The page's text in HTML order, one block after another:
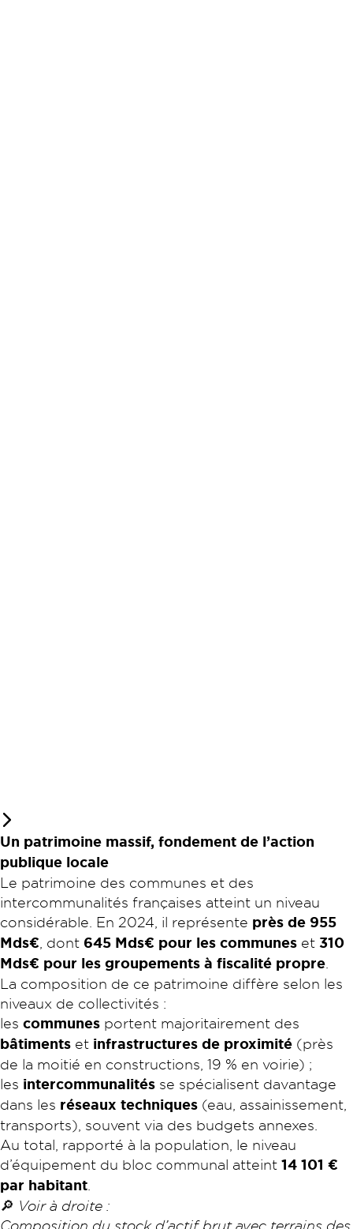
Un patrimoine massif, fondement de l’action
publique locale
Le patrimoine des communes et des
intercommunalités françaises atteint un niveau
considérable. En 2024, il représente près de 955
Mds€ , dont 645 Mds€ pour les communes et 310
Mds€ pour les groupements à fiscalité propre
La composition de ce patrimoine diffère selon les
niveaux de collectivités :
les communes portent majoritairement des
bâtiments et infrastructures de proximité (près
de la moitié en constructions, 19 % en voirie) ;
les intercommunalités se spécialisent davantage
dans les réseaux techniques (eau, assainissement,
transports), souvent via des budgets annexes.
Au total, rapporté à la population, le niveau
d’équipement du bloc communal atteint 14 101 €
par habitant
🔎 Voir à droite :
Composition du stock d’actif brut avec terrains des